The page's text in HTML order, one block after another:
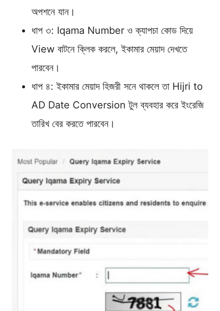
অপশনে যান।
ধাপ ৩: Iqama Number ও ক্যাপচা কোড দিয়ে
View বাটনে ক্লিক করলে, ইকামার মেয়াদ দেখতে
পারবেন।
ধাপ ৪: ইকামার মেয়াদ হিজরী সনে থাকলে তা Hijri to
AD Date Conversion টুল ব্যবহার করে ইংরেজি
তারিখ বের করতে পারবেন।